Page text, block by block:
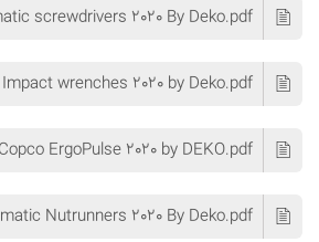
screwdrivers 2020 By Deko.pdf
wrenches 2020 by Deko.pdf
ErgoPulse 2020 by DEKO.pdf
Nutrunners 2020 By Deko.pdf